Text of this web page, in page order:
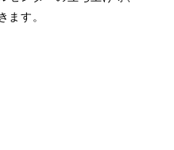
ます。